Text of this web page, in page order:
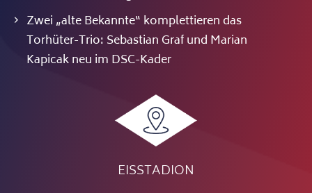
Zwei „alte Bekannte“ komplettieren das
Torhüter-Trio: Sebastian Graf und Marian
Kapicak neu im DSC-Kader
EISSTADION